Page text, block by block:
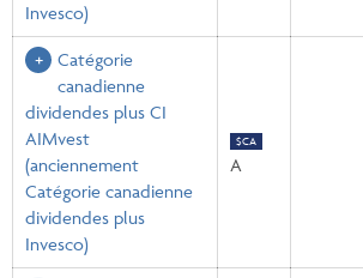
Invesco)
Catégorie
canadienne
dividendes plus CI
AIMvest
(anciennement
Catégorie canadienne
dividendes plus
Invesco)
$CA
A